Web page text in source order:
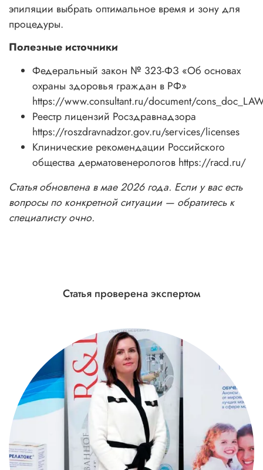
эпиляции выбрать оптимальное время и зону для
процедуры.
Полезные источники
Федеральный закон № 323-ФЗ «Об основах
охраны здоровья граждан в РФ»
https://www.consultant.ru/document/
Реестр лицензий Росздравнадзора
https://roszdravnadzor.gov.ru/services/licenses
Клинические рекомендации Российского
общества дерматовенерологов https://racd.ru/
Статья обновлена в мае 2026 года. Если у вас есть
вопросы по конкретной ситуации — обратитесь к
специалисту очно.
Статья проверена экспертом